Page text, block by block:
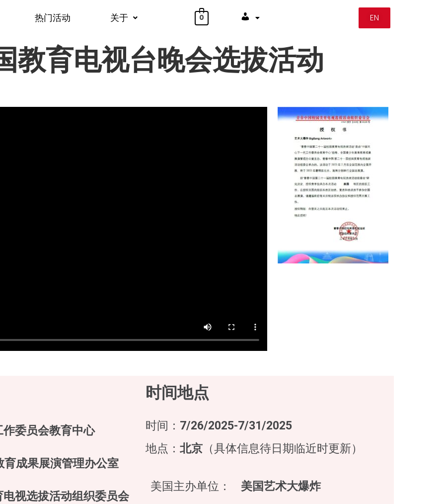
热门活动 关于 0 # EN
教育电视台晚会选拔活动
委员会教育中心
成果展演管理办公室
视选拔活动组织委员会
时间地点
时间： 7/26/2025-7/31/2025
地点： 北京（具体信息待日期临近时更新）
美国主办单位： 美国艺术大爆炸